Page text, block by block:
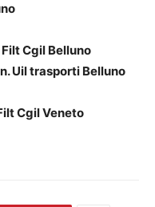
Cgil Belluno
Uil trasporti Belluno
Cgil Veneto